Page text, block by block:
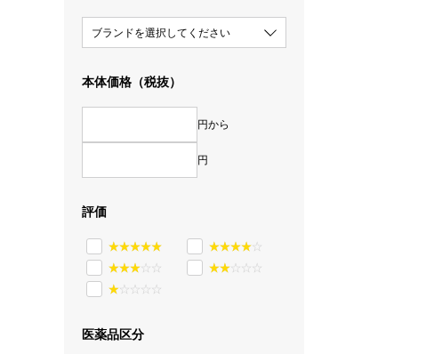
ブランドを選択してください
本体価格（税抜）
円から
円
評価
医薬品区分